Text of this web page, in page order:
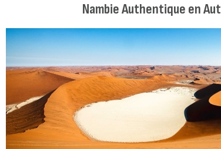
Nambie Authentique en